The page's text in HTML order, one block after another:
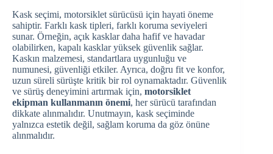
Kask seçimi, motorsiklet sürücüsü için hayati öneme
sahiptir. Farklı kask tipleri, farklı koruma seviyeleri
sunar. Örneğin, açık kasklar daha hafif ve havadar
olabilirken, kapalı kasklar yüksek güvenlik sağlar.
Kaskın malzemesi, standartlara uygunluğu ve
numunesi, güvenliği etkiler. Ayrıca, doğru fit ve konfor,
uzun süreli sürüşte kritik bir rol oynamaktadır. Güvenlik
ve sürüş deneyimini artırmak için, motorsiklet
ekipman kullanmanın önemi, her sürücü tarafından
dikkate alınmalıdır. Unutmayın, kask seçiminde
yalnızca estetik değil, sağlam koruma da göz önüne
alınmalıdır.